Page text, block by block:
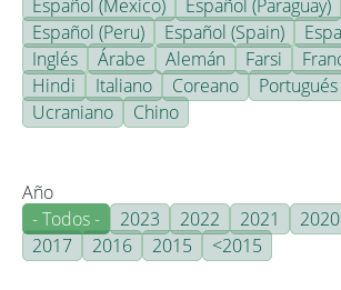
Español (Mexico)
Español (Paraguay)
Español (Peru)
Español (Spain)
Inglés
Árabe Alemán Farsi
Hindi
Italiano Coreano Portugués
Ucraniano
Chino
Año
- Todos -
2023 2022 2021 2020
2017
2016 2015 <2015